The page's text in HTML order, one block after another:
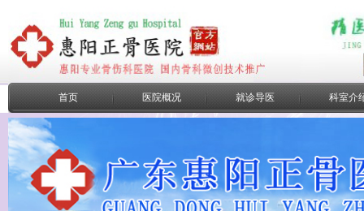
首页 医院概况 就诊导医 科室介